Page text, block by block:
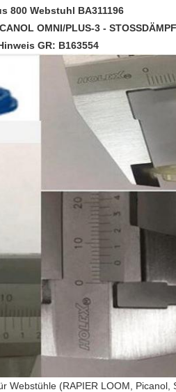
800 Webstuhl BA311196
OMNI/PLUS-3 -
GR: B163554
Webstühle (RAPIER LOOM,